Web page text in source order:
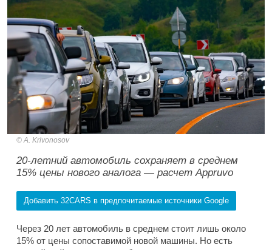
A. Krivonosov
20-летний автомобиль сохраняет в среднем
15% цены нового аналога — расчет Appruvo
Добавить 32CARS в предпочитаемые источники Google
Через 20 лет автомобиль в среднем стоит лишь около
15% от цены сопоставимой новой машины. Но есть